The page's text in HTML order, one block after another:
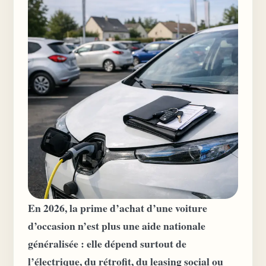
En 2026, la prime d’achat d’une voiture
d’occasion n’est plus une aide nationale
généralisée : elle dépend surtout de
l’électrique, du rétrofit, du leasing social ou